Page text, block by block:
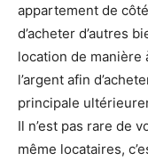
appartement de
d’acheter d’autres
location de manière
l’argent afin
principale
Il n’est pas rare de
même locataires,